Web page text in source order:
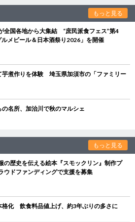
もっと見る
全国各地から大集結 “庶民派食フェス”第4
メビール＆日本酒祭り2026」を開催
芋煮作りを体験 埼玉県加須市の「ファミリー
名所、加治川で秋のマルシェ
もっと見る
の歴史を伝える絵本『スモックリン』制作プ
ドファンディングで支援を募集
格化 飲食料品値上げ、約3年ぶりの多さに